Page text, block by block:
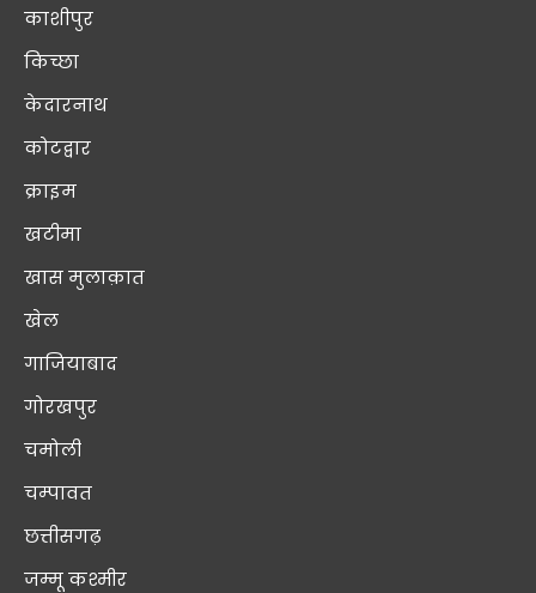
काशीपुर
किच्छा
केदारनाथ
कोटद्वार
क्राइम
खटीमा
खास मुलाक़ात
खेल
गाजियाबाद
गोरखपुर
चमोली
चम्पावत
छत्तीसगढ़
जम्मू कश्मीर